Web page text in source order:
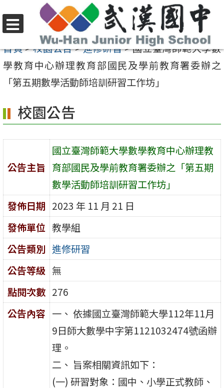
至
要
區
選
單
首頁>校園公告>進修研習>國立臺灣師範大學數
學教育中心辦理教育部國民及學前教育署委辦之
「第五期數學活動師培訓研習工作坊」
校園公告
公告主旨
國立臺灣師範大學數學教育中心辦理教
育部國民及學前教育署委辦之「第五期
數學活動師培訓研習工作坊」
發佈日期 2023 年 11 月 21 日
發佈單位 教學組
公告類別 進修研習
公告等級 無
點閱次數 276
公告內容 一、 依據國立臺灣師範大學112年11月
9日師大數學中字第1121032474號函辦
理。
二、 旨案相關資訊如下：
(一) 研習對象：國中、小學正式教師、